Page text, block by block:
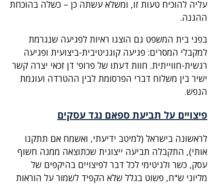
עליה להוכיח טעות זו, ומשלא עשתה כן – כשלה בהוכחת
ההגנה.
בפני בית המשפט גם הוצגו ראיות לפגיעה שנגרמת
למקבלי המסרים: פגיעה קוגניטיבית-ביצועית ופגיעה
רגשית-חווייתית. חוות דעתו של פרופ' דן זכאי יצרה קשר
ישיר בין משלוח דברי הפרסומת לבין ההטרדה ועוגמת
הנפש.
פיצויים על תביעת ספאם נגד עסקים
לראשונה בישראל (למיטב ידיעתי, ואשמח אם תתקנו
אותי), התקבלה תביעה ייצוגית שכתוצאה ממנה חשוף
עסק, כשר ולגיטימי לכל דבר לפיצויים בהיקפים של
מליוני ש"ח, פשוט בגלל שלא הקפיד לשמור על הוראות